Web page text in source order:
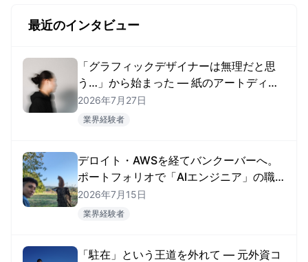
最近のインタビュー
「グラフィックデザイナーは無理だと思
う…」から始まった — 紙のアートディレ
クターがカナダ・アメリカで現地就職す
るまで
2026年7月27日
業界経験者
デロイト・AWSを経てバンクーバーへ。
ポートフォリオで「AIエンジニア」の職
を掴んだRyosukeさん
2026年7月15日
業界経験者
「駐在」という王道を外れて — 元外資コ